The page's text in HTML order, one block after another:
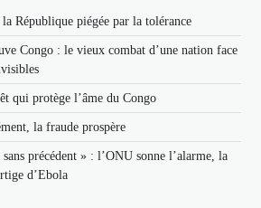
République piégée par la tolérance
Congo : le vieux combat d’une nation face
qui protège l’âme du Congo
la fraude prospère
précédent » : l’ONU sonne l’alarme, la
d’Ebola